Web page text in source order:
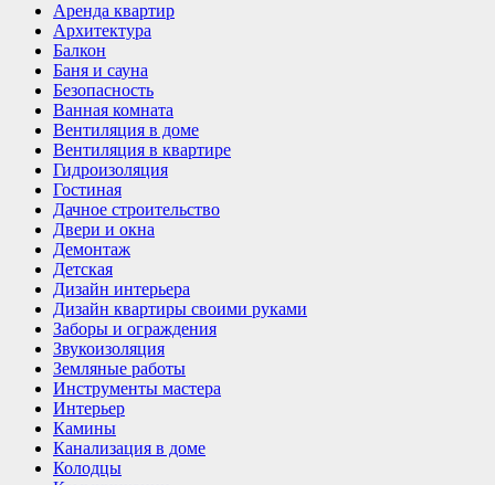
Аренда квартир
Архитектура
Балкон
Баня и сауна
Безопасность
Ванная комната
Вентиляция в доме
Вентиляция в квартире
Гидроизоляция
Гостиная
Дачное строительство
Двери и окна
Демонтаж
Детская
Дизайн интерьера
Дизайн квартиры своими руками
Заборы и ограждения
Звукоизоляция
Земляные работы
Инструменты мастера
Интерьер
Камины
Канализация в доме
Колодцы